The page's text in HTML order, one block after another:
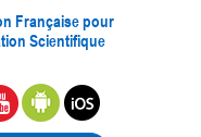
Française pour
Scientifique